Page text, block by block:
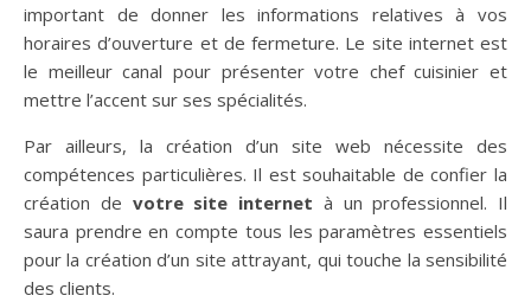
important de donner les informations relatives à vos
horaires d’ouverture et de fermeture. Le site internet est
le meilleur canal pour présenter votre chef cuisinier et
mettre l’accent sur ses spécialités.
Par ailleurs, la création d’un site web nécessite des
compétences particulières. Il est souhaitable de confier la
création de votre site internet à un professionnel. Il
saura prendre en compte tous les paramètres essentiels
pour la création d’un site attrayant, qui touche la sensibilité
des clients.